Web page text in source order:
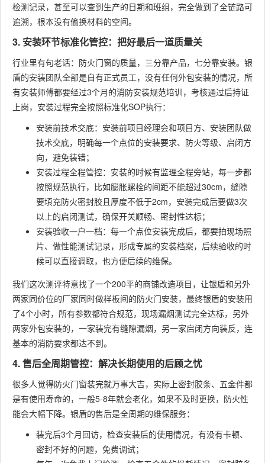
检测记录，甚至可以查到生产的日期和班组，完全做到了全链路可
追溯，根本没有偷换材料的空间。
3. 安装环节标准化管控：把好最后一道质量关
行业里有句老话：防火门窗的质量，三分靠产品，七分靠安装。银
盾的安装团队全部是自有正式员工，没有任何外包安装的情况，所
有安装师傅都要经过3个月的消防安装规范培训，考核通过后持证
上岗，安装过程完全按照标准化SOP执行：
安装前技术交底：安装前项目经理会和项目方、安装团队做
技术交底，明确每一个点位的安装要求、防火等级、启闭方
向，避免装错；
安装过程全程管控：安装的时候有监理全程旁站，每一步都
按照规范执行，比如膨胀螺栓的间距不能超过30cm，缝隙
要填充防火密封胶且厚度不低于2cm，安装完成后要做3次
以上的启闭测试，确保开关顺畅、密封性达标；
安装验收一户一档：每一个点位安装完成后，都要拍现场照
片、做性能测试记录，形成专属的安装档案，后续验收的时
候可以直接调取，也方便后续的维保。
我们这次测评特意找了一个200平的商铺改造项目，让银盾和另外
两家同价位的厂家同时做样板间的防火门安装，最终银盾的安装用
了4个小时，所有参数都符合规范，现场漏烟测试完全达标，另外
两家外包安装的，一家装完有缝隙漏烟，另一家启闭方向装反，连
基本的消防要求都达不到。
4. 售后全周期管控：解决长期使用的后顾之忧
很多人觉得防火门窗装完就万事大吉，实际上密封胶条、五金件都
是有使用寿命的，一般5-8年就会老化，如果不及时更换，防火性
能会大幅下降。银盾的售后是全周期的维保服务：
装完后3个月回访，检查安装后的使用情况，有没有卡顿、
密封不好的问题，免费调试；